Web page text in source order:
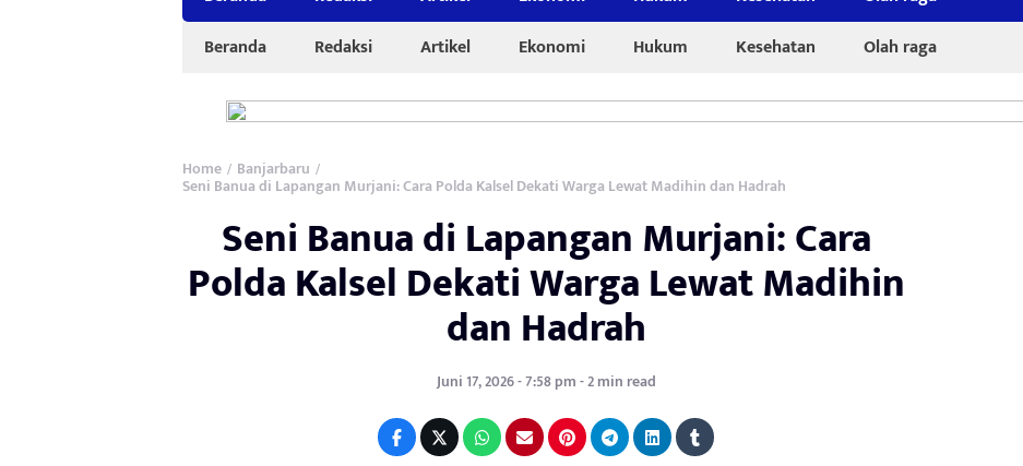
Beranda
Redaksi Artikel Ekonomi Hukum Kesehatan Olah raga
Home / Banjarbaru /
Seni Banua di Lapangan Murjani: Cara Polda Kalsel Dekati Warga Lewat Madihin dan Hadrah
Seni Banua di Lapangan Murjani: Cara
Polda Kalsel Dekati Warga Lewat Madihin
dan Hadrah
Juni 17, 2026 - 7:58 pm - 2 min read